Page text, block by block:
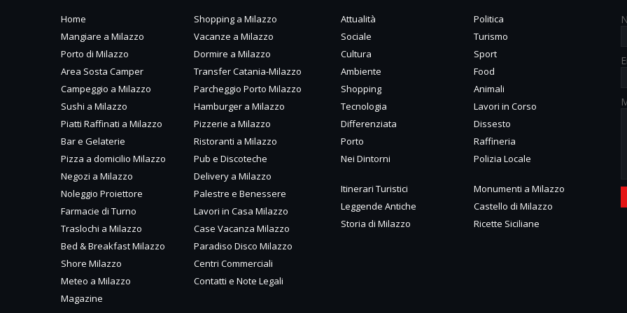
Home
Shopping a Milazzo
Mangiare a Milazzo
Vacanze a Milazzo
Porto di Milazzo
Dormire a Milazzo
Area Sosta Camper
Transfer Catania-Milazzo
Campeggio a Milazzo
Parcheggio Porto Milazzo
Sushi a Milazzo
Hamburger a Milazzo
Piatti Raffinati a Milazzo
Pizzerie a Milazzo
Bar e Gelaterie
Ristoranti a Milazzo
Pizza a domicilio Milazzo
Pub e Discoteche
Negozi a Milazzo
Delivery a Milazzo
Noleggio Proiettore
Palestre e Benessere
Farmacie di Turno
Lavori in Casa Milazzo
Traslochi a Milazzo
Case Vacanza Milazzo
Bed & Breakfast Milazzo
Paradiso Disco Milazzo
Shore Milazzo
Centri Commerciali
Meteo a Milazzo
Contatti e Note Legali
Magazine
Attualità
Politica
Sociale
Turismo
Cultura
Sport
Ambiente
Food
Shopping
Animali
Tecnologia
Lavori in Corso
Differenziata
Dissesto
Porto
Raffineria
Nei Dintorni
Polizia Locale
Itinerari Turistici
Monumenti a Milazzo
Leggende Antiche
Castello di Milazzo
Storia di Milazzo
Ricette Siciliane